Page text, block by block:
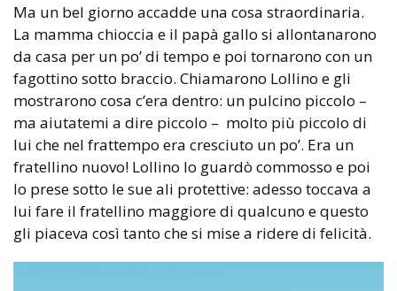
Ma un bel giorno accadde una cosa straordinaria.
La mamma chioccia e il papà gallo si allontanarono
da casa per un po’ di tempo e poi tornarono con un
fagottino sotto braccio. Chiamarono Lollino e gli
mostrarono cosa c’era dentro: un pulcino piccolo –
ma aiutatemi a dire piccolo – molto più piccolo di
lui che nel frattempo era cresciuto un po’. Era un
fratellino nuovo! Lollino lo guardò commosso e poi
lo prese sotto le sue ali protettive: adesso toccava a
lui fare il fratellino maggiore di qualcuno e questo
gli piaceva così tanto che si mise a ridere di felicità.